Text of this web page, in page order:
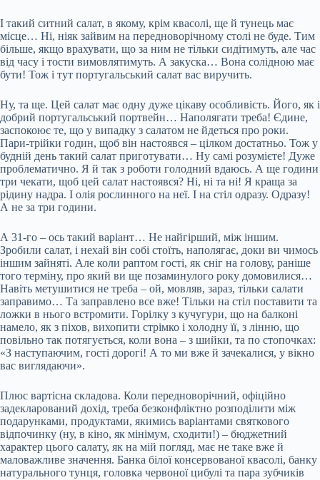
І такий ситний салат, в якому, крім квасолі, ще й тунець має
місце… Ні, ніяк зайвим на передноворічному столі не буде. Тим
більше, якщо врахувати, що за ним не тільки сидітимуть, але час
від часу і тости вимовлятимуть. А закуска… Вона солідною має
бути! Тож і тут португальський салат вас виручить.
Ну, та ще. Цей салат має одну дуже цікаву особливість. Його, як і
добрий португальський портвейн… Наполягати треба! Єдине,
заспокоює те, що у випадку з салатом не йдеться про роки.
Пари-трійки годин, щоб він настоявся – цілком достатньо. Тож у
будній день такий салат приготувати… Ну самі розумієте! Дуже
проблематично. Я й так з роботи голодний вдаюсь. А ще години
три чекати, щоб цей салат настоявся? Ні, ні та ні! Я краща за
рідину надра. І олія рослинного на неї. І на стіл одразу. Одразу!
А не за три години.
А 31-го – ось такий варіант… Не найгірший, між іншим.
Зробили салат, і нехай він собі стоїть, наполягає, доки ви чимось
іншим зайняті. Але коли раптом гості, як сніг на голову, раніше
того терміну, про який ви ще позаминулого року домовилися…
Навіть метушитися не треба – ой, мовляв, зараз, тільки салати
заправимо… Та заправлено все вже! Тільки на стіл поставити та
ложки в нього встромити. Горілку з кучугури, що на балконі
намело, як з піхов, вихопити стрімко і холодну її, з лінню, що
повільно так потягується, коли вона – з шийки, та по стопочках:
«З наступаючим, гості дорогі! А то ми вже й зачекалися, у вікно
вас виглядаючи».
Плюс вартісна складова. Коли передноворічний, офіційно
задекларований дохід, треба безконфліктно розподілити між
подарунками, продуктами, якимись варіантами святкового
відпочинку (ну, в кіно, як мінімум, сходити!) – бюджетний
характер цього салату, як на мій погляд, має не таке вже й
маловажливе значення. Банка білої консервованої квасолі, банку
натурального тунця, головка червоної цибулі та пара зубчиків